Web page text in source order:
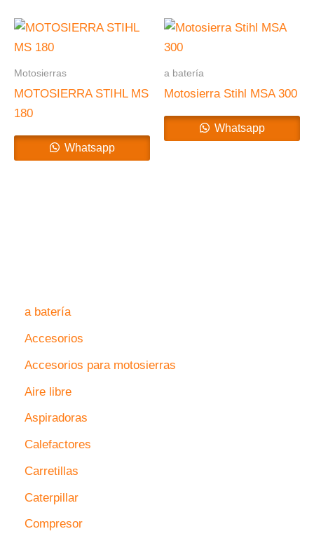
a batería
Accesorios
Accesorios para motosierras
Aire libre
Aspiradoras
Calefactores
Carretillas
Caterpillar
Compresor
Motosierras
MOTOSIERRA STIHL MS
180
Whatsapp
a batería
Motosierra Stihl MSA 300
Whatsapp